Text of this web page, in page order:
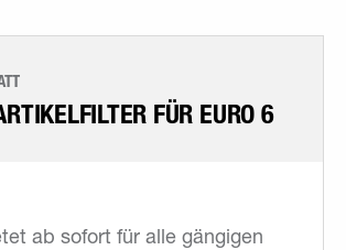
FÜR EURO 6
ab sofort für alle gängigen